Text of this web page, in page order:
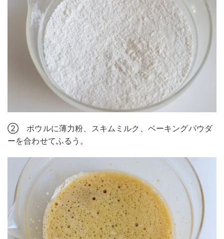
② ボウルに薄力粉、スキムミルク、ベーキングパウダ
ーを合わせてふるう。